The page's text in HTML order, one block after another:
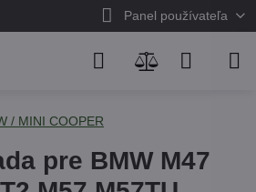
Panel používateľa
/ MINI COOPER
pre BMW M47